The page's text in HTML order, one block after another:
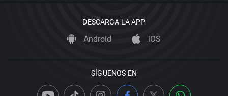
DESCARGA LA APP
Android iOS
SÍGUENOS EN